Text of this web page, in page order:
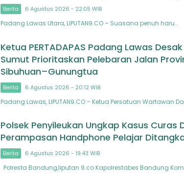
Berita 6 Agustus 2026 - 22:05 WIB
Padang Lawas Utara, LIPUTAN9.CO – Suasana penuh haru…
Ketua PERTADAPAS Padang Lawas
Sumut Prioritaskan Pelebaran Jalan
Sibuhuan–Gunungtua
Berita 6 Agustus 2026 - 20:12 WIB
Padang Lawas, LIPUTAN9.CO – Ketua Persatuan Wartawan
Polsek Penyileukan Ungkap Kasus Curas
Perampasan Handphone Pelajar
Berita 6 Agustus 2026 - 19:43 WIB
Polresta Bandung,liputan 9.co Kapolrestabes Bandung